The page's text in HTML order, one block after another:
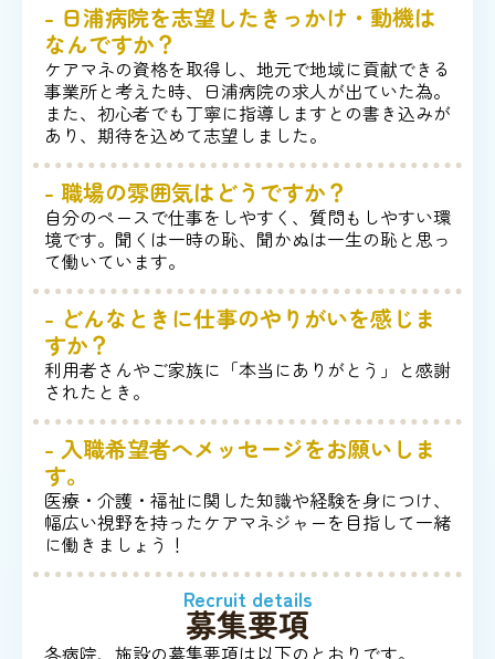
- 日浦病院を志望したきっかけ・動機は
なんですか？
ケアマネの資格を取得し、地元で地域に貢献できる
事業所と考えた時、日浦病院の求人が出ていた為。
また、初心者でも丁寧に指導しますとの書き込みが
あり、期待を込めて志望しました。
- 職場の雰囲気はどうですか？
自分のペースで仕事をしやすく、質問もしやすい環
境です。聞くは一時の恥、聞かぬは一生の恥と思っ
て働いています。
- どんなときに仕事のやりがいを感じま
すか？
利用者さんやご家族に「本当にありがとう」と感謝
されたとき。
- 入職希望者へメッセージをお願いしま
す。
医療・介護・福祉に関した知識や経験を身につけ、
幅広い視野を持ったケアマネジャーを目指して一緒
に働きましょう！
Recruit details
募集要項
各病院、施設の募集要項は以下のとおりです。